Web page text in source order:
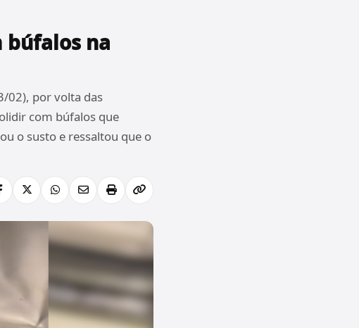
búfalos na
02), por volta das
com búfalos que
o susto e ressaltou que o